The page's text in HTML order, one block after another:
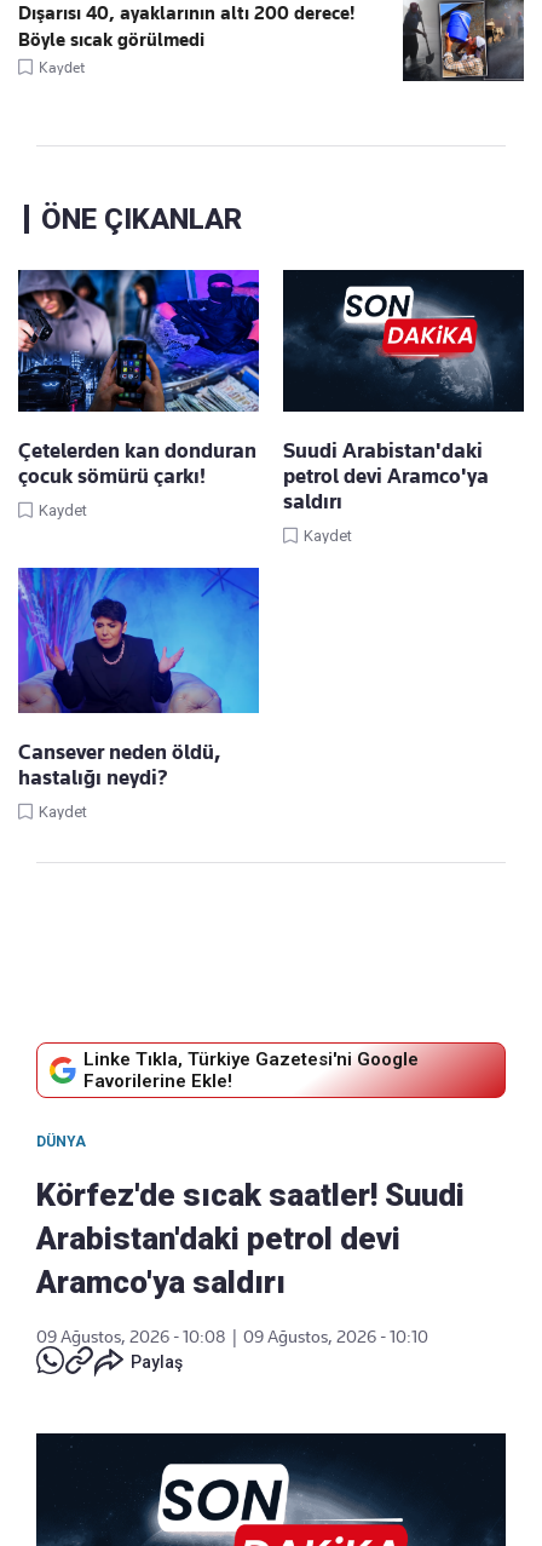
Dışarısı 40, ayaklarının altı 200 derece!
Böyle sıcak görülmedi
Kaydet
ÖNE ÇIKANLAR
Çetelerden kan donduran
çocuk sömürü çarkı!
Kaydet
Suudi Arabistan'daki
petrol devi Aramco'ya
saldırı
Kaydet
Cansever neden öldü,
hastalığı neydi?
Kaydet
Linke Tıkla, Türkiye Gazetesi'ni Google
Favorilerine Ekle!
DÜNYA
Körfez'de sıcak saatler! Suudi
Arabistan'daki petrol devi
Aramco'ya saldırı
09 Ağustos, 2026 - 10:08
09 Ağustos, 2026 - 10:10
Paylaş